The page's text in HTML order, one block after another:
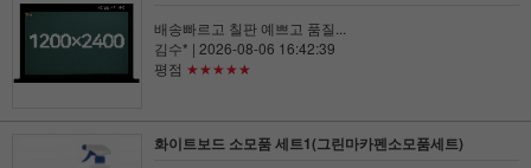
배송빠르고 칠판 예쁘고 품질...
김수* | 2026-08-06 16:42:39
평점 ★★★★★
화이트보드 소모품 세트1(그린마카펜소모품세트)